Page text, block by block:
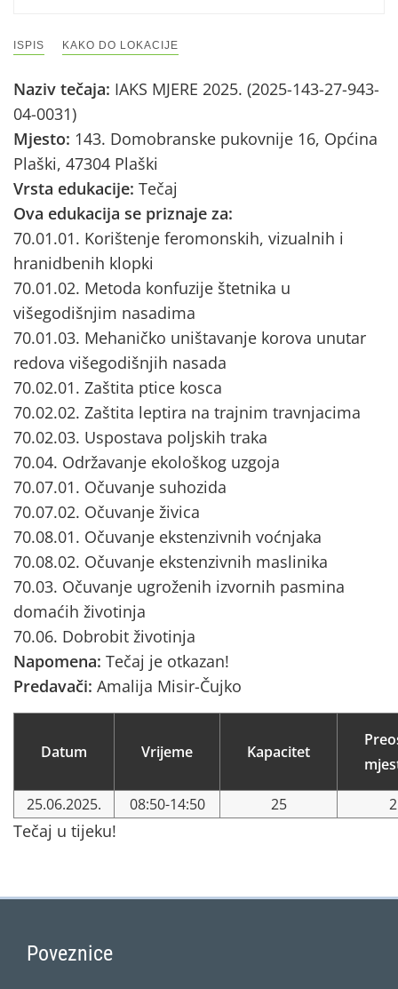
ISPIS KAKO DO LOKACIJE
Naziv tečaja: IAKS MJERE 2025. (2025-143-27-943-
04-0031)
Mjesto: 143. Domobranske pukovnije 16, Općina
Plaški, 47304 Plaški
Vrsta edukacije: Tečaj
Ova edukacija se priznaje za:
70.01.01. Korištenje feromonskih, vizualnih i
hranidbenih klopki
70.01.02. Metoda konfuzije štetnika u
višegodišnjim nasadima
70.01.03. Mehaničko uništavanje korova unutar
redova višegodišnjih nasada
70.02.01. Zaštita ptice kosca
70.02.02. Zaštita leptira na trajnim travnjacima
70.02.03. Uspostava poljskih traka
70.04. Održavanje ekološkog uzgoja
70.07.01. Očuvanje suhozida
70.07.02. Očuvanje živica
70.08.01. Očuvanje ekstenzivnih voćnjaka
70.08.02. Očuvanje ekstenzivnih maslinika
70.03. Očuvanje ugroženih izvornih pasmina
domaćih životinja
70.06. Dobrobit životinja
Napomena: Tečaj je otkazan!
Predavači: Amalija Misir-Čujko
Datum Vrijeme Kapacitet
25.06.2025. 08:50-14:50 25
Tečaj u tijeku!
Poveznice